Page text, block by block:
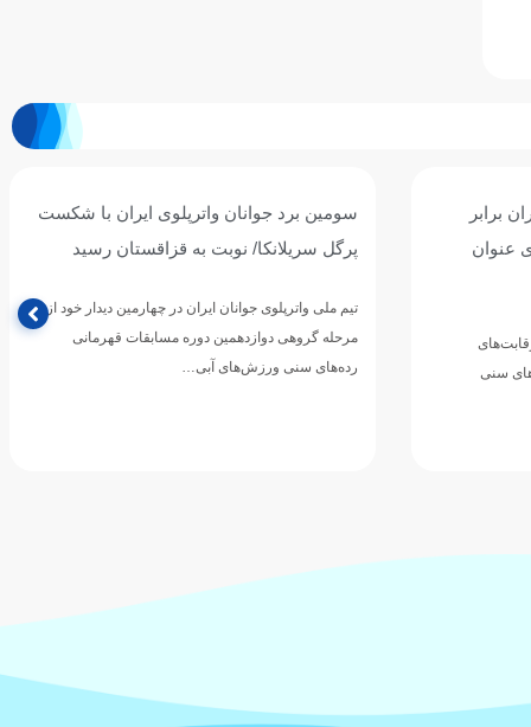
برابر
عنوان
سنی
سومین برد جوانان واترپلوی ایران با شکست
پرگل سریلانکا/ نوبت به قزاقستان رسید
تیم ملی واترپلوی جوانان ایران در چهارمین دیدار خود از
مرحله گروهی دوازدهمین دوره مسابقات قهرمانی
رده‌های سنی ورزش‌های آبی…